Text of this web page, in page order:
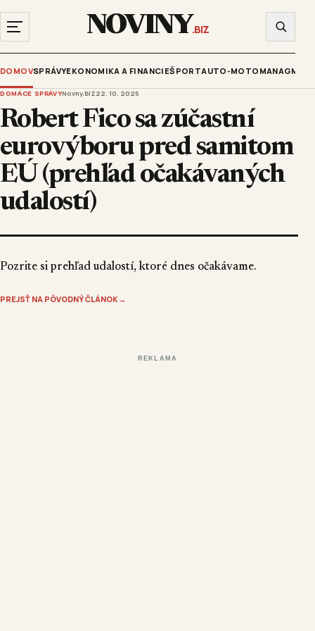
NOVINY.BIZ
DOMOVSPRÁVYEKONOMIKA A FINANCIEŠPORTAUTO-MOTO
DOMÁCE SPRÁVYNovny.BIZ22. 10. 2025
Robert Fico sa zúčastní
eurovýboru pred samitom
EÚ (prehľad očakávaných
udalostí)
Pozrite si prehľad udalostí, ktoré dnes očakávame.
PREJSŤ NA PÔVODNÝ ČLÁNOK →
REKLAMA